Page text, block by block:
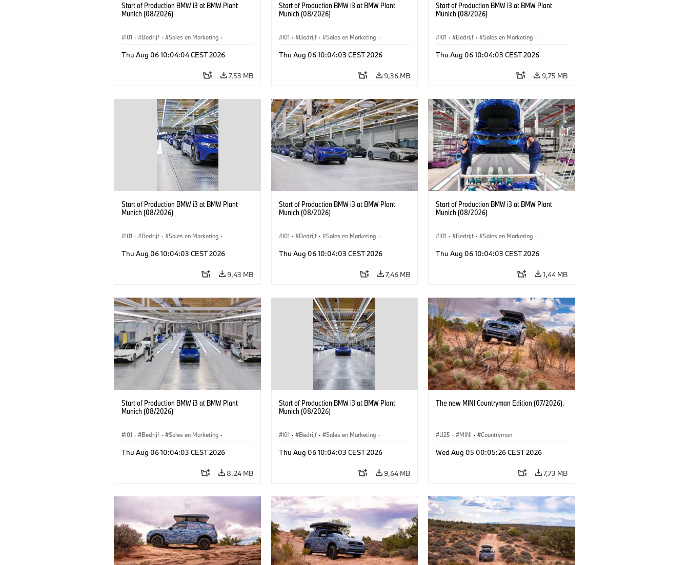
Start of Production BMW i3 at BMW Plant
Munich (08/2026)
I01 · Bedrijf · Sales en Marketing ·
Thu Aug 06 10:04:04 CEST 2026
7,53 MB
Start of Production BMW i3 at BMW Plant
Munich (08/2026)
I01 · Bedrijf · Sales en Marketing ·
Thu Aug 06 10:04:03 CEST 2026
9,36 MB
Start of Production BMW i3 at BMW Plant
Munich (08/2026)
I01 · Bedrijf · Sales en Marketing ·
Thu Aug 06 10:04:03 CEST 2026
9,75 MB
Start of Production BMW i3 at BMW Plant
Munich (08/2026)
I01 · Bedrijf · Sales en Marketing ·
Thu Aug 06 10:04:03 CEST 2026
9,43 MB
Start of Production BMW i3 at BMW Plant
Munich (08/2026)
I01 · Bedrijf · Sales en Marketing ·
Thu Aug 06 10:04:03 CEST 2026
7,46 MB
Start of Production BMW i3 at BMW Plant
Munich (08/2026)
I01 · Bedrijf · Sales en Marketing ·
Thu Aug 06 10:04:03 CEST 2026
1,44 MB
Start of Production BMW i3 at BMW Plant
Munich (08/2026)
I01 · Bedrijf · Sales en Marketing ·
Thu Aug 06 10:04:03 CEST 2026
8,24 MB
Start of Production BMW i3 at BMW Plant
Munich (08/2026)
I01 · Bedrijf · Sales en Marketing ·
Thu Aug 06 10:04:03 CEST 2026
9,64 MB
The new MINI Countryman Edition (07/2026).
U25 · MINI · Countryman
Wed Aug 05 00:05:26 CEST 2026
7,73 MB